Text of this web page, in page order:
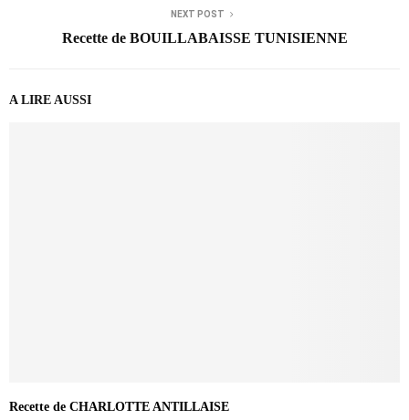
NEXT POST
Recette de BOUILLABAISSE TUNISIENNE
A LIRE AUSSI
Recette de CHARLOTTE ANTILLAISE